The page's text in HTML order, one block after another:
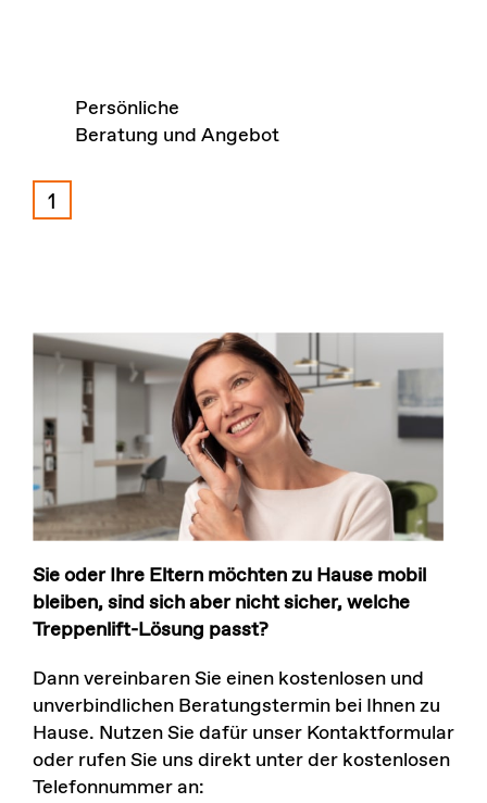
1
Persönliche
Beratung und Angebot
Sie oder Ihre Eltern möchten zu Hause mobil
bleiben, sind sich aber nicht sicher, welche
Treppenlift-Lösung passt?
Dann vereinbaren Sie einen kostenlosen und
unverbindlichen Beratungstermin bei Ihnen zu
Hause. Nutzen Sie dafür unser Kontaktformular
oder rufen Sie uns direkt unter der kostenlosen
Telefonnummer an: